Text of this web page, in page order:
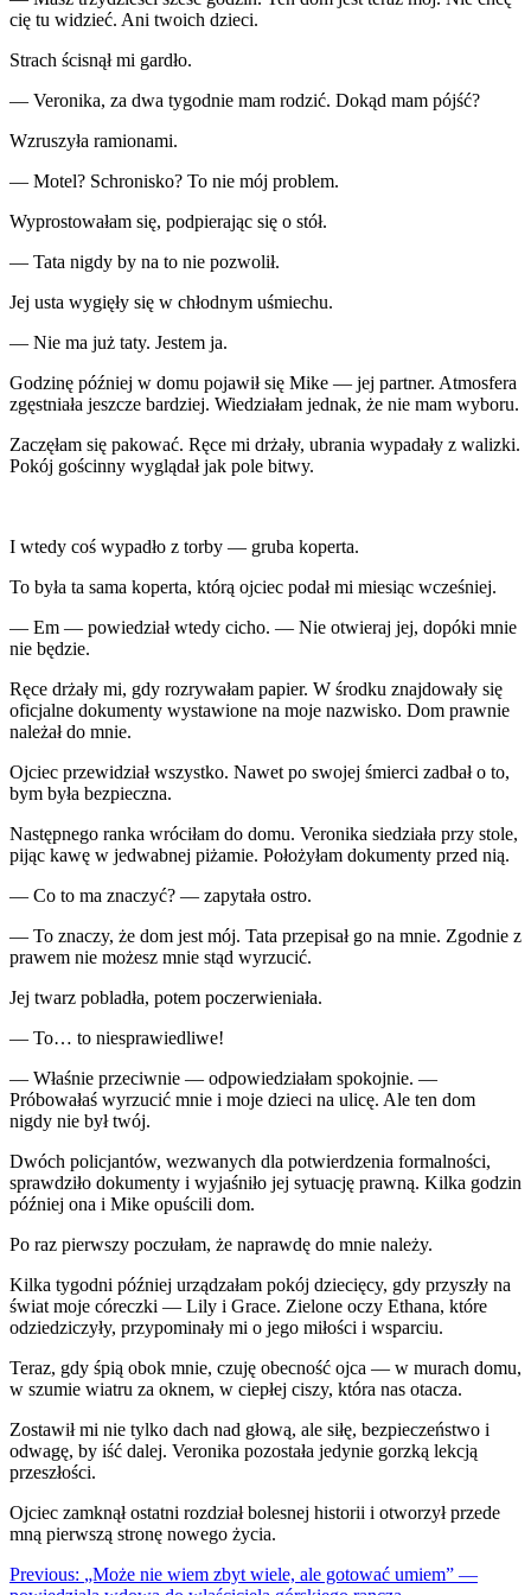
cię tu widzieć. Ani twoich dzieci.
Strach ścisnął mi gardło.
— Veronika, za dwa tygodnie mam rodzić. Dokąd mam pójść?
Wzruszyła ramionami.
— Motel? Schronisko? To nie mój problem.
Wyprostowałam się, podpierając się o stół.
— Tata nigdy by na to nie pozwolił.
Jej usta wygięły się w chłodnym uśmiechu.
— Nie ma już taty. Jestem ja.
Godzinę później w domu pojawił się Mike — jej partner. Atmosfera
zgęstniała jeszcze bardziej. Wiedziałam jednak, że nie mam wyboru.
Zaczęłam się pakować. Ręce mi drżały, ubrania wypadały z walizki.
Pokój gościnny wyglądał jak pole bitwy.
I wtedy coś wypadło z torby — gruba koperta.
To była ta sama koperta, którą ojciec podał mi miesiąc wcześniej.
— Em — powiedział wtedy cicho. — Nie otwieraj jej, dopóki mnie
nie będzie.
Ręce drżały mi, gdy rozrywałam papier. W środku znajdowały się
oficjalne dokumenty wystawione na moje nazwisko. Dom prawnie
należał do mnie.
Ojciec przewidział wszystko. Nawet po swojej śmierci zadbał o to,
bym była bezpieczna.
Następnego ranka wróciłam do domu. Veronika siedziała przy stole,
pijąc kawę w jedwabnej piżamie. Położyłam dokumenty przed nią.
— Co to ma znaczyć? — zapytała ostro.
— To znaczy, że dom jest mój. Tata przepisał go na mnie. Zgodnie z
prawem nie możesz mnie stąd wyrzucić.
Jej twarz pobladła, potem poczerwieniała.
— To… to niesprawiedliwe!
— Właśnie przeciwnie — odpowiedziałam spokojnie. —
Próbowałaś wyrzucić mnie i moje dzieci na ulicę. Ale ten dom
nigdy nie był twój.
Dwóch policjantów, wezwanych dla potwierdzenia formalności,
sprawdziło dokumenty i wyjaśniło jej sytuację prawną. Kilka godzin
później ona i Mike opuścili dom.
Po raz pierwszy poczułam, że naprawdę do mnie należy.
Kilka tygodni później urządzałam pokój dziecięcy, gdy przyszły na
świat moje córeczki — Lily i Grace. Zielone oczy Ethana, które
odziedziczyły, przypominały mi o jego miłości i wsparciu.
Teraz, gdy śpią obok mnie, czuję obecność ojca — w murach domu,
w szumie wiatru za oknem, w ciepłej ciszy, która nas otacza.
Zostawił mi nie tylko dach nad głową, ale siłę, bezpieczeństwo i
odwagę, by iść dalej. Veronika pozostała jedynie gorzką lekcją
przeszłości.
Ojciec zamknął ostatni rozdział bolesnej historii i otworzył przede
mną pierwszą stronę nowego życia.
Nawigacja
Previous: „Może nie wiem zbyt wiele, ale gotować umiem” —